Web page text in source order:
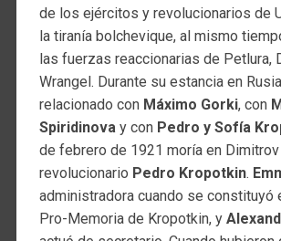
de los ejércitos y revolucionarios de
la tiranía bolchevique, al mismo
las fuerzas reaccionarias de Petlura,
Wrangel. Durante su estancia en
relacionado con Máximo Gorki, con
Spiridinovay con Pedro y Sofía
de febrero de 1921 moría en
revolucionario Pedro Kropotkin.
administradora cuando se constituyó
Pro-Memoria de Kropotkin, y